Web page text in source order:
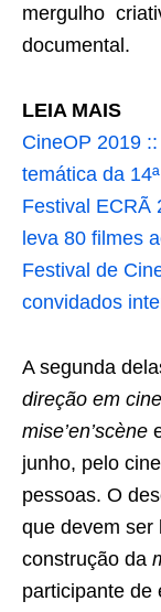
mergulho
documental.
LEIA MAIS
CineOP 2019
temática da
Festival ECRÃ
leva 80 filmes
Festival de
convidados
A segunda
direção em
mise’en’scène
junho, pelo
pessoas. O
que devem ser
construção da
participante de